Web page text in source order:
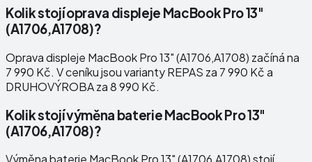
Kolik stojí oprava displeje MacBook Pro 13"
(A1706,A1708)?
Oprava displeje MacBook Pro 13" (A1706,A1708) začíná na
7 990 Kč. V ceníku jsou varianty REPAS za 7 990 Kč a
DRUHOVÝROBA za 8 990 Kč.
Kolik stojí výměna baterie MacBook Pro 13"
(A1706,A1708)?